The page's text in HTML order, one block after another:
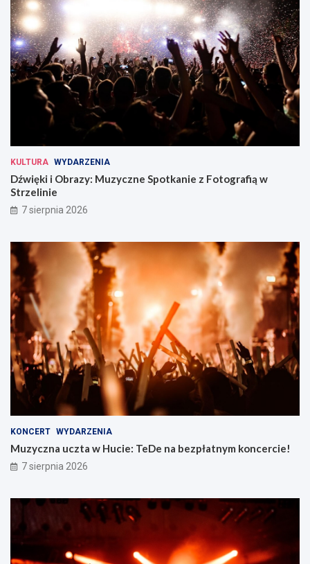
KULTURA WYDARZENIA
Dźwięki i Obrazy: Muzyczne Spotkanie z Fotografią w
Strzelinie
7 sierpnia 2026
KONCERT WYDARZENIA
Muzyczna uczta w Hucie: TeDe na bezpłatnym koncercie!
7 sierpnia 2026